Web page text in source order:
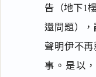
告（地下1
還問題）
聲明伊不
事。是以